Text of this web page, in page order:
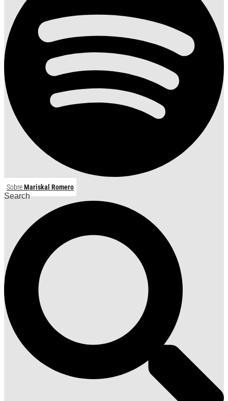
SobreMariskal Romero
Search